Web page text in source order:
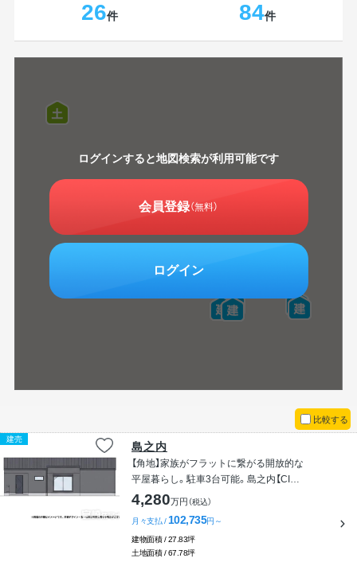
26件 84件
ログインすると地図検索が利用可能です
会員登録（無料）
ログイン
比較する
建売
島之内
【角地】家族がフラットに繋がる開放的な
平屋暮らし。駐車3台可能。島之内【CIEL
FLAT】
4,280万円 （税込）
月々支払 / 102,735円～
建物面積 / 27.83坪
土地面積 / 67.78坪